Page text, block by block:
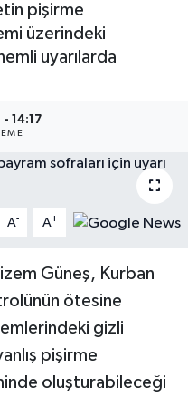
pişirme
üzerindeki
uyarılarda
14:17
A- A+
Güneş, Kurban
ötesine
gizli
pişirme
oluşturabileceği